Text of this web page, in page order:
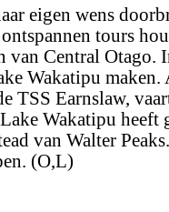
eigen wens
tours
van Central Otago.
Wakatipu maken.
TSS Earnslaw,
Wakatipu heeft
van Walter
(O,L)